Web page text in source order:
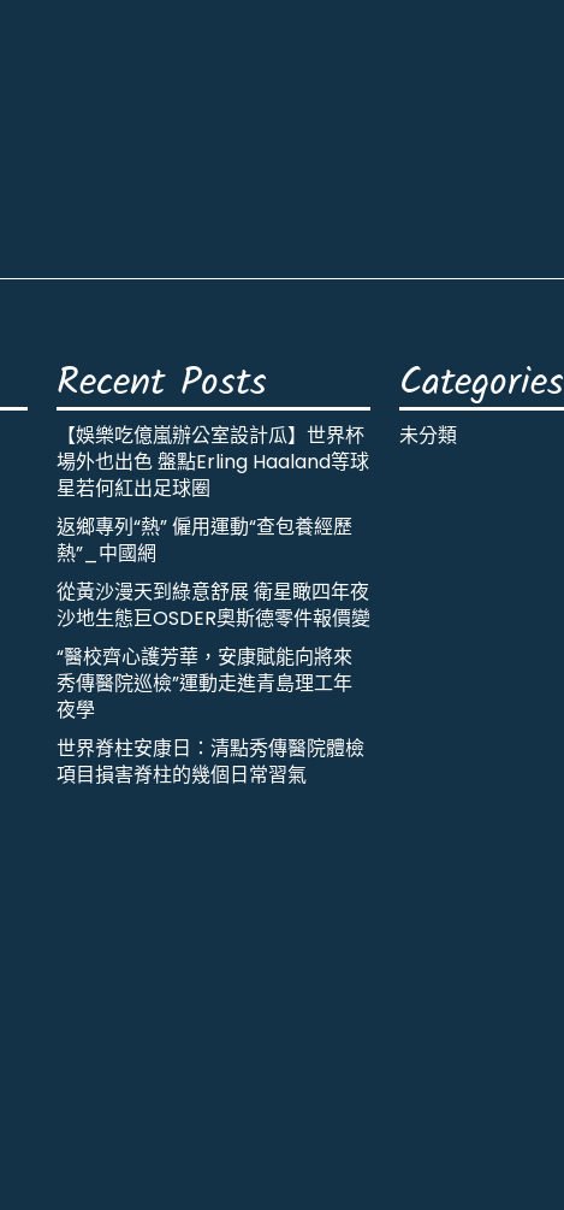
Recent Posts
【娛樂吃億嵐辦公室設計瓜】世界杯
場外也出色 盤點Erling Haaland等球
星若何紅出足球圈
返鄉專列“熱” 僱用運動“查包養經歷
熱”_中國網
從黃沙漫天到綠意舒展 衛星瞰四年夜
沙地生態巨OSDER奧斯德零件報價變
“醫校齊心護芳華，安康賦能向將來
秀傳醫院巡檢”運動走進青島理工年
夜學
世界脊柱安康日：清點秀傳醫院體檢
項目損害脊柱的幾個日常習氣
Categories
未分類